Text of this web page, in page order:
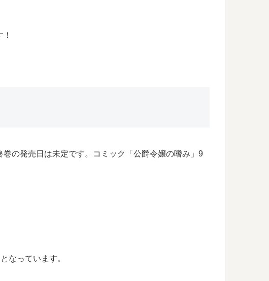
の発売日は未定です。コミック「公爵令嬢の嗜み」9
なっています。